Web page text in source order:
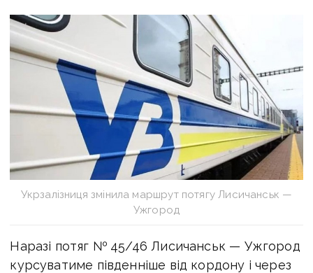
Укрзалізниця змінила маршрут потягу Лисичанськ —
Ужгород
Наразі потяг № 45/46 Лисичанськ — Ужгород
курсуватиме південніше від кордону і через